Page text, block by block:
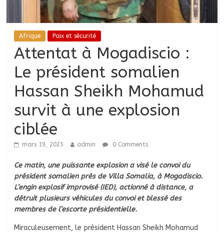
Afrique Paix et sécurité
Attentat à Mogadiscio :
Le président somalien
Hassan Sheikh Mohamud
survit à une explosion
ciblée
mars 19, 2025 admin 0 Comments
Ce matin, une puissante explosion a visé le convoi du
président somalien près de Villa Somalia, à Mogadiscio.
L’engin explosif improvisé (IED), actionné à distance, a
détruit plusieurs véhicules du convoi et blessé des
membres de l’escorte présidentielle.
Miraculeusement, le président Hassan Sheikh Mohamud